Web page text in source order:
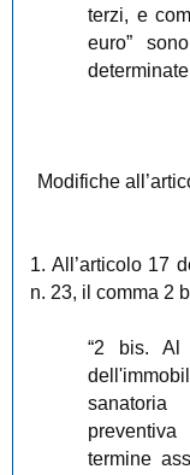
terzi, e
euro”
Modifiche
1. All’articolo 17
n. 23, il comma 2
“2 bis. Al
termine